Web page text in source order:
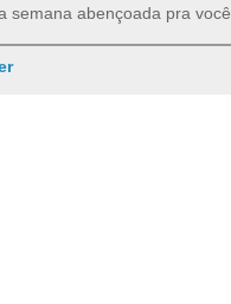
semana abençoada pra você.